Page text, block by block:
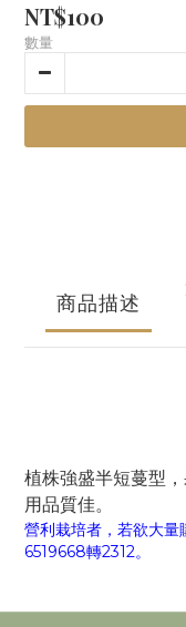
NT$100
數量
商品描述
植株強盛半短蔓型
用品質佳。
營利栽培者，若欲大
6519668轉2312。